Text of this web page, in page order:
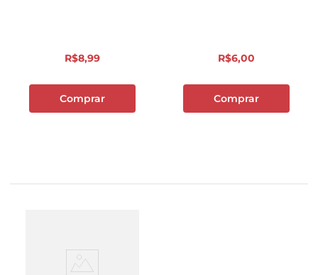
R$8,99
Comprar
R$6,00
Comprar